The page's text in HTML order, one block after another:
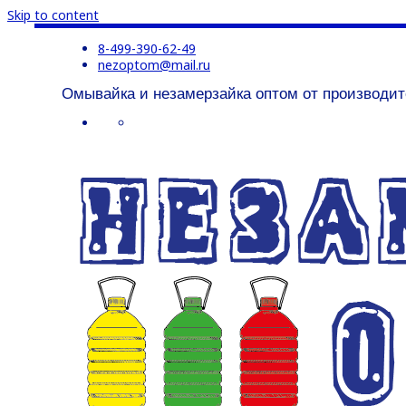
Skip to content
8-499-390-62-49
nezoptom@mail.ru
Омывайка и незамерзайка оптом от